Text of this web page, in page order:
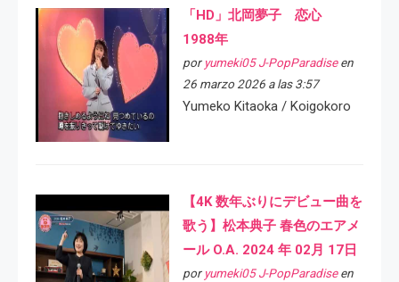
「HD」北岡夢子 恋心
1988年
por yumeki05 J-PopParadiseen
26 marzo 2026 a las 3:57
Yumeko Kitaoka / Koigokoro
【4K 数年ぶりにデビュー曲を
歌う】松本典子 春色のエアメ
ール O.A. 2024 年 02月 17日
por yumeki05 J-PopParadiseen